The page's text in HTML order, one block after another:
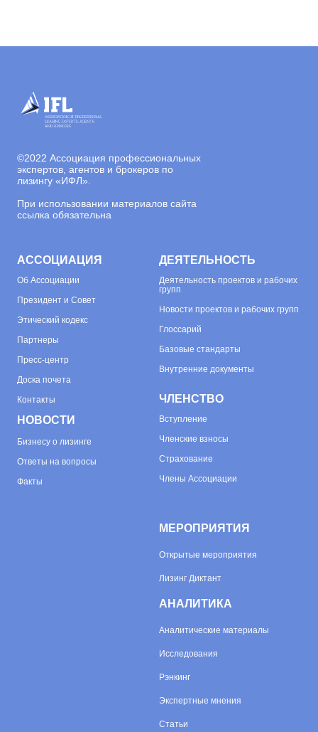
©2022 Ассоциация профессиональных
экспертов, агентов и брокеров по
лизингу «ИФЛ».
При использовании материалов сайта
ссылка обязательна
АССОЦИАЦИЯ
Об Ассоциации
Президент и Совет
Этический кодекс
Партнеры
Пресс-центр
Доска почета
Контакты
НОВОСТИ
Бизнесу о лизинге
Ответы на вопросы
Факты
ДЕЯТЕЛЬНОСТЬ
Деятельность проектов и рабочих
групп
Новости проектов и рабочих групп
Глоссарий
Базовые стандарты
Внутренние документы
ЧЛЕНСТВО
Вступление
Членские взносы
Страхование
Члены Ассоциации
МЕРОПРИЯТИЯ
Открытые мероприятия
Лизинг Диктант
АНАЛИТИКА
Аналитические материалы
Исследования
Рэнкинг
Экспертные мнения
Статьи